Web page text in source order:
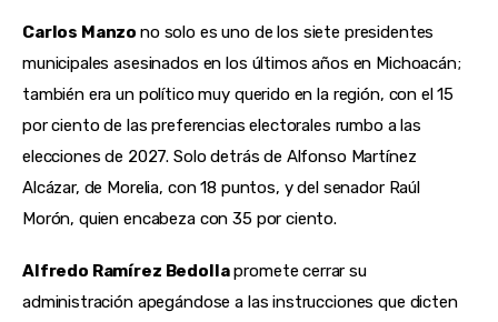
Carlos Manzono solo es uno de los siete presidentes
municipales asesinados en los últimos años en Michoacán;
también era un político muy querido en la región, con el 15
por ciento de las preferencias electorales rumbo a las
elecciones de 2027. Solo detrás de Alfonso Martínez
Alcázar, de Morelia, con 18 puntos, y del senador Raúl
Morón, quien encabeza con 35 por ciento.
Alfredo Ramírez Bedollapromete cerrar su
administración apegándose a las instrucciones que dicten